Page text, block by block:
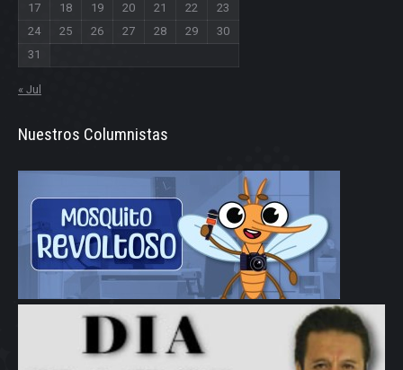
17
18 19 20 21 22
23
24
25 26 27 28 29
30
31
« Jul
Nuestros Columnistas